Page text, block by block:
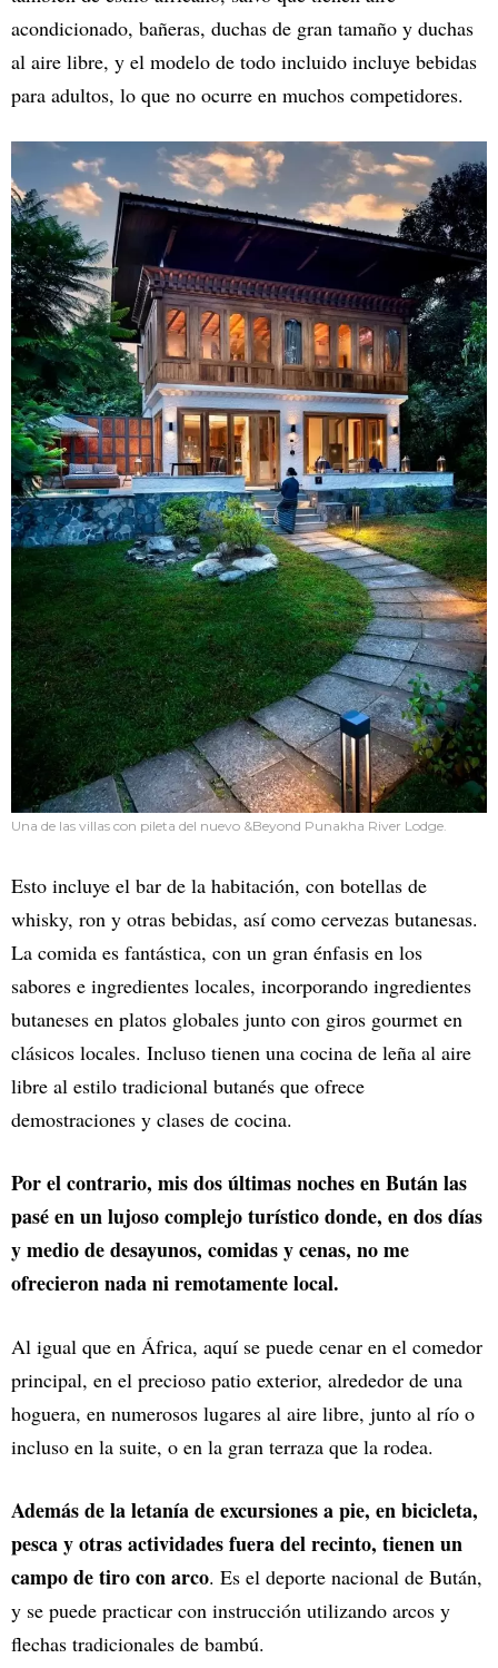
acondicionado, bañeras, duchas de gran tamaño y duchas
al aire libre, y el modelo de todo incluido incluye bebidas
para adultos, lo que no ocurre en muchos competidores.
Una de las villas con pileta del nuevo &Beyond Punakha River Lodge.
Esto incluye el bar de la habitación, con botellas de
whisky, ron y otras bebidas, así como cervezas butanesas.
La comida es fantástica, con un gran énfasis en los
sabores e ingredientes locales, incorporando ingredientes
butaneses en platos globales junto con giros gourmet en
clásicos locales. Incluso tienen una cocina de leña al aire
libre al estilo tradicional butanés que ofrece
demostraciones y clases de cocina.
Por el contrario, mis dos últimas noches en Bután las
pasé en un lujoso complejo turístico donde, en dos días
y medio de desayunos, comidas y cenas, no me
ofrecieron nada ni remotamente local.
Al igual que en África, aquí se puede cenar en el comedor
principal, en el precioso patio exterior, alrededor de una
hoguera, en numerosos lugares al aire libre, junto al río o
incluso en la suite, o en la gran terraza que la rodea.
Además de la letanía de excursiones a pie, en bicicleta,
pesca y otras actividades fuera del recinto, tienen un
campo de tiro con arco. Es el deporte nacional de Bután,
y se puede practicar con instrucción utilizando arcos y
flechas tradicionales de bambú.